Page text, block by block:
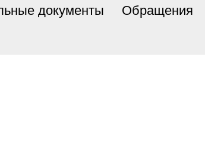
документы
Обращения